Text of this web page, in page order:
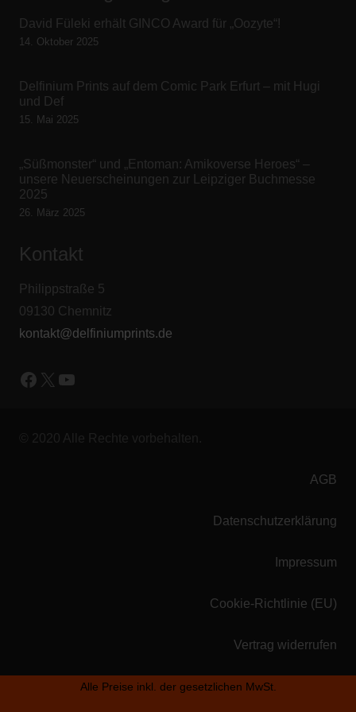
David Füleki erhält GINCO Award für „Oozyte“!
14. Oktober 2025
Delfinium Prints auf dem Comic Park Erfurt – mit Hugi
und Def
15. Mai 2025
„Süßmonster“ und „Entoman: Amikoverse Heroes“ –
unsere Neuerscheinungen zur Leipziger Buchmesse
2025
26. März 2025
Kontakt
Philippstraße 5
09130 Chemnitz
kontakt@delfiniumprints.de
Facebook
X YouTube
AGB
Datenschutzerklärung
Impressum
Cookie-Richtlinie (EU)
Vertrag widerrufen
Alle Preise inkl. der gesetzlichen MwSt.